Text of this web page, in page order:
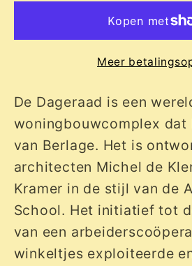
Meer
De Dageraad is een
woningbouwcomplex dat
van Berlage. Het is
architecten Michel de
Kramer in de stijl van de
School. Het initiatief tot
van een
winkeltjes exploiteerde